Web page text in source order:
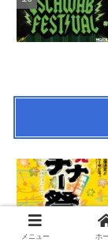
メニュー ホ